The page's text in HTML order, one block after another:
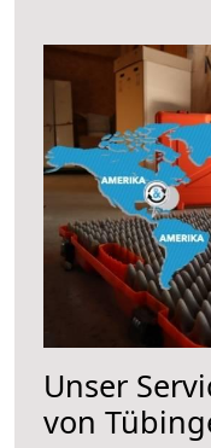
Unser
von